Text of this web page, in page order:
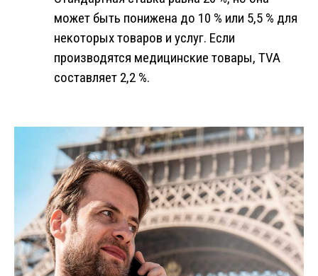
может быть понижена до 10 % или 5,5 % для
некоторых товаров и услуг. Если
производятся медицинские товары, TVA
составляет 2,2 %.